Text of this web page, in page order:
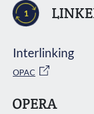
1
Interlinking
OPAC
OPERA